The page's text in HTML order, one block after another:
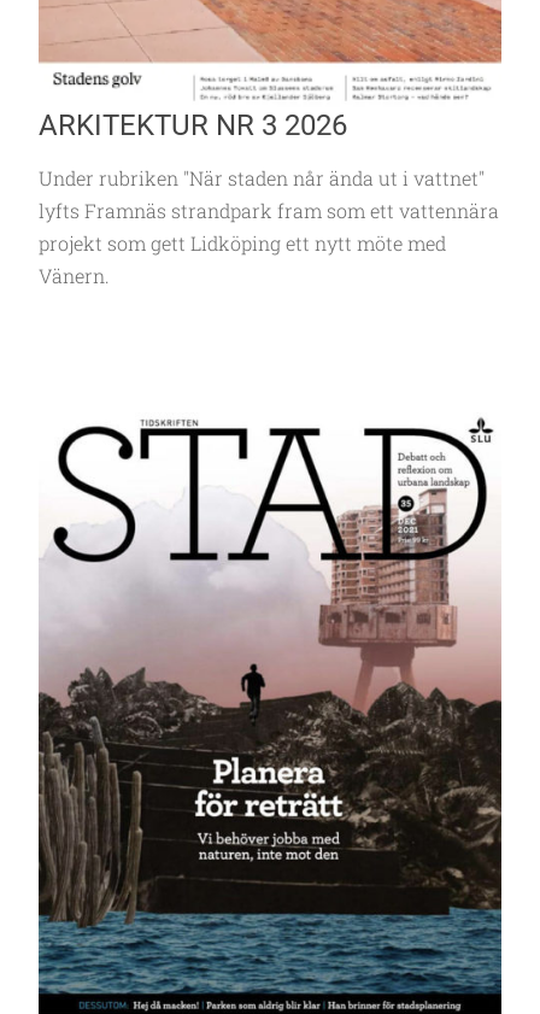
ARKITEKTUR NR 3 2026
Under rubriken "När staden når ända ut i vattnet"
lyfts Framnäs strandpark fram som ett vattennära
projekt som gett Lidköping ett nytt möte med
Vänern.